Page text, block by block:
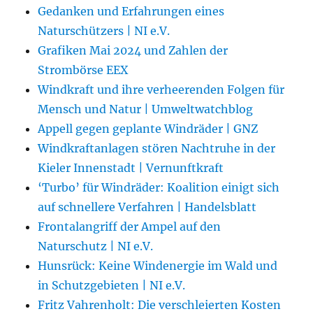
Gedanken und Erfahrungen eines
Naturschützers | NI e.V.
Grafiken Mai 2024 und Zahlen der
Strombörse EEX
Windkraft und ihre verheerenden Folgen für
Mensch und Natur | Umweltwatchblog
Appell gegen geplante Windräder | GNZ
Windkraftanlagen stören Nachtruhe in der
Kieler Innenstadt | Vernunftkraft
‘Turbo’ für Windräder: Koalition einigt sich
auf schnellere Verfahren | Handelsblatt
Frontalangriff der Ampel auf den
Naturschutz | NI e.V.
Hunsrück: Keine Windenergie im Wald und
in Schutzgebieten | NI e.V.
Fritz Vahrenholt: Die verschleierten Kosten